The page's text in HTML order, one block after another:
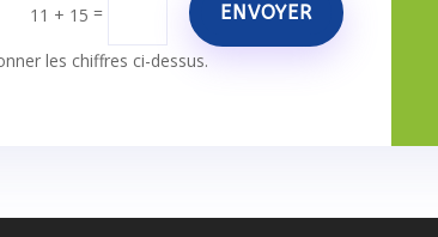
11 + 15 = ENVOYER
les chiffres ci-dessus.